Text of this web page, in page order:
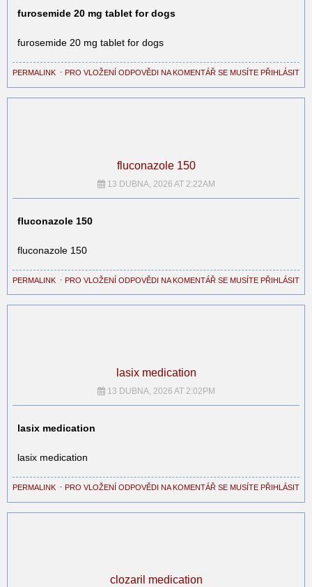
furosemide 20 mg tablet for dogs
furosemide 20 mg tablet for dogs
PERMALINK ⋅ PRO VLOŽENÍ ODPOVĚDI NA KOMENTÁŘ SE MUSÍTE PŘIHLÁSIT
fluconazole 150
13 DUBNA, 2026 AT 2:22AM
fluconazole 150
fluconazole 150
PERMALINK ⋅ PRO VLOŽENÍ ODPOVĚDI NA KOMENTÁŘ SE MUSÍTE PŘIHLÁSIT
lasix medication
13 DUBNA, 2026 AT 2:02PM
lasix medication
lasix medication
PERMALINK ⋅ PRO VLOŽENÍ ODPOVĚDI NA KOMENTÁŘ SE MUSÍTE PŘIHLÁSIT
clozaril medication